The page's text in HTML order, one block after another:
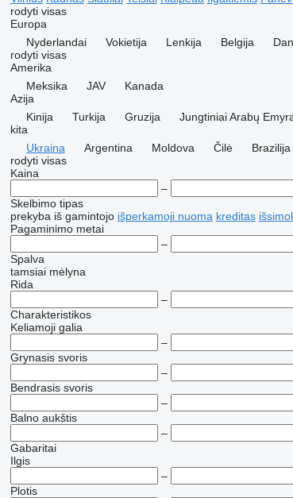
rodyti visas
Europa
Nyderlandai
Vokietija Lenkija Belgija
rodyti visas
Amerika
Meksika
JAV
Kanada
Azija
Kinija
Turkija Gruzija Jungtiniai Arabų
kita
Ukraina
Argentina Moldova Čilė Brazilija
rodyti visas
Kaina
–
Skelbimo tipas
prekyba iš gamintojo išperkamoji nuoma kreditas
Pagaminimo metai
–
Spalva
tamsiai mėlyna
Rida
–
Charakteristikos
Keliamoji galia
–
Grynasis svoris
–
Bendrasis svoris
–
Balno aukštis
–
Gabaritai
Ilgis
–
Plotis